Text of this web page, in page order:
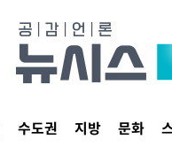
수도권 지방 문화